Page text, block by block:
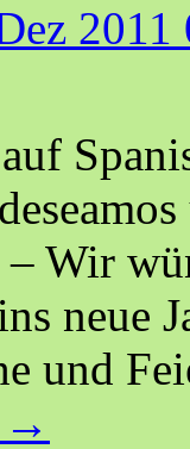
2011
Wir
neue
und
→